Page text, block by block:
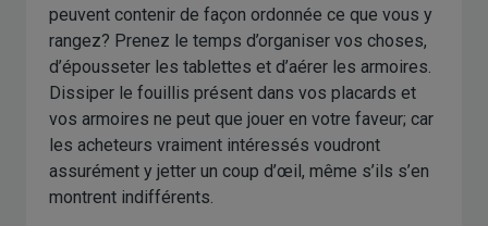
peuvent contenir de façon ordonnée ce que vous y
rangez? Prenez le temps d’organiser vos choses,
d’épousseter les tablettes et d’aérer les armoires.
Dissiper le fouillis présent dans vos placards et
vos armoires ne peut que jouer en votre faveur; car
les acheteurs vraiment intéressés voudront
assurément y jetter un coup d’œil, même s’ils s’en
montrent indifférents.